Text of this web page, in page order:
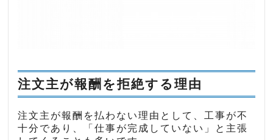
注文主が報酬を拒絶する理由
注文主が報酬を払わない理由として、工事が不
十分であり、「仕事が完成していない」と主張